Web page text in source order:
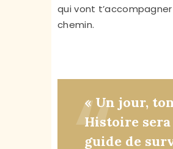
qui vont
chemin.
« Un jour,
Histoire sera
guide de